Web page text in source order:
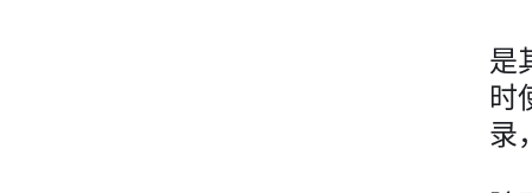
是
时
录